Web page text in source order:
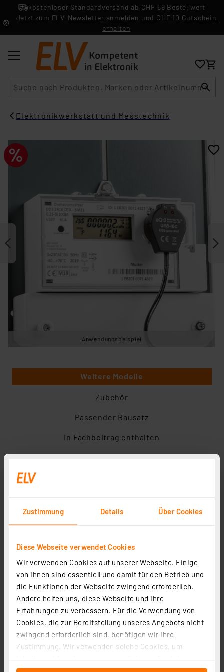
Zustimmung Details Über Cookies
Diese Webseite verwendet Cookies
Wir verwenden Cookies auf unserer Webseite. Einige
von ihnen sind essentiell und damit für den Betrieb und
die Funktionen der Webseite zwingend erforderlich.
Andere helfen uns, diese Webseite und ihre
Erfahrungen zu verbessern. Für die Verwendung von
Cookies, die zur Bereitstellung unseres Angebots nicht
zwingend erforderlich sind, benötigen wir Ihre
Zustimmung. Wir verwenden solche Cookies, um
kostenloser Standardversand ab CHF 69 Bestellwert
Jetzt zum ELV-Newsletter anmelden und CHF 10 Gutschein
erhalten
Elektronikwerkstatt und Messtechnik
Anwendungsbeispiel
Weitere Modelle
Zubehör
Passender Bausatz
In Fachbeitrag enthalten
Homematic IP Smart Home Schnittstelle für Smart
Meter, HmIP-ESI-IEC
Artikel-Nr. 159672
2 3 4 5 (97)
87.08 CHF
inkl. MwSt.